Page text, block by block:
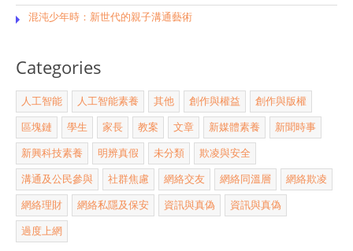
混沌少年時：新世代的親子溝通藝術
Categories
人工智能 人工智能素養 其他 創作與權益 創作與版權
區塊鏈 學生 家長 教案 文章 新媒體素養 新聞時事
新興科技素養 明辨真假 未分類 欺凌與安全
溝通及公民參與 社群焦慮 網絡交友 網絡同溫層 網絡欺凌
網絡理財 網絡私隱及保安 資訊與真偽 資訊與真偽
過度上網